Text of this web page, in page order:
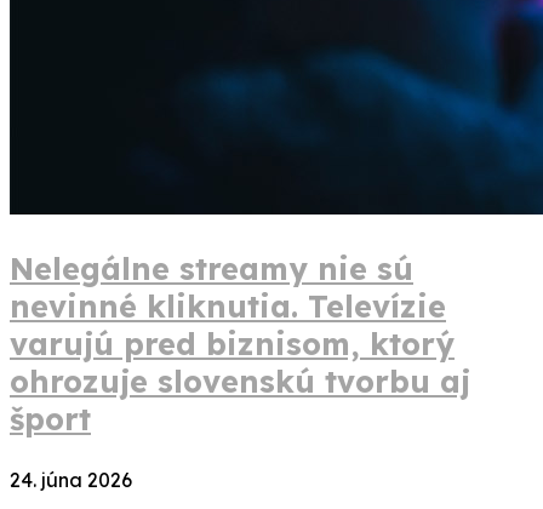
Nelegálne streamy nie sú
nevinné kliknutia. Televízie
varujú pred biznisom, ktorý
ohrozuje slovenskú tvorbu aj
šport
24. júna 2026